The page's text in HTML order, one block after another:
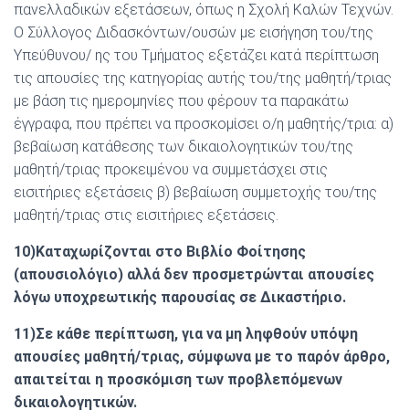
πανελλαδικών εξετάσεων, όπως η Σχολή Καλών Τεχνών.
Ο Σύλλογος Διδασκόντων/ουσών με εισήγηση του/της
Υπεύθυνου/ ης του Τμήματος εξετάζει κατά περίπτωση
τις απουσίες της κατηγορίας αυτής του/της μαθητή/τριας
με βάση τις ημερομηνίες που φέρουν τα παρακάτω
έγγραφα, που πρέπει να προσκομίσει ο/η μαθητής/τρια: α)
βεβαίωση κατάθεσης των δικαιολογητικών του/της
μαθητή/τριας προκειμένου να συμμετάσχει στις
εισιτήριες εξετάσεις β) βεβαίωση συμμετοχής του/της
μαθητή/τριας στις εισιτήριες εξετάσεις.
10)Καταχωρίζονται στο Βιβλίο Φοίτησης
(απουσιολόγιο) αλλά δεν προσμετρώνται απουσίες
λόγω υποχρεωτικής παρουσίας σε Δικαστήριο.
11)Σε κάθε περίπτωση, για να μη ληφθούν υπόψη
απουσίες μαθητή/τριας, σύμφωνα με το παρόν άρθρο,
απαιτείται η προσκόμιση των προβλεπόμενων
δικαιολογητικών.